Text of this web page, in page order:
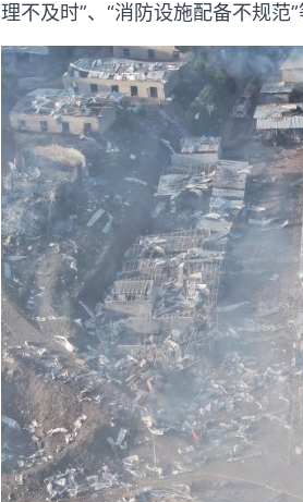
理不及时”、“消防设施配备不规范